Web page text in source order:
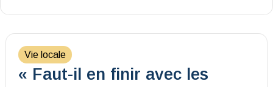
Vie locale
« Faut-il en finir avec les